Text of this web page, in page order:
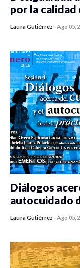
por la calidad
Laura Gutiérrez - Ago 05,
EVENTOS
Diálogos
autocuidado
Laura Gutiérrez - Ago 05,